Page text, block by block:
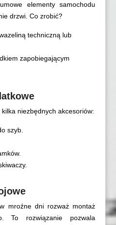
elementy samochodu
drzwi. Co zrobić?
techniczną lub
zapobiegającym
niezbędnych akcesoriów:
szyb.
mroźne dni rozważ montaż
To rozwiązanie pozwala